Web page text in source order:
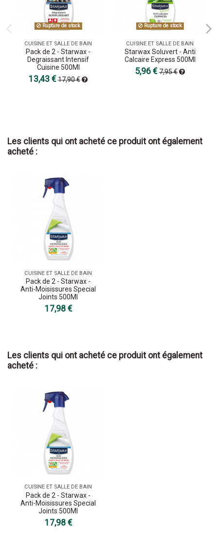
Rupture de stock
CUISINE ET SALLE DE BAIN
Pack de 2 - Starwax -
Degraissant Intensif
Cuisine 500Ml
13,43 €17,90 €
Rupture de stock
CUISINE ET SALLE DE BAIN
Starwax Soluvert - Anti
Calcaire Express 500Ml
5,96 €7,95 €
Les clients qui ont acheté ce produit ont également
acheté :
CUISINE ET SALLE DE BAIN
Pack de 2 - Starwax -
Anti-Moisissures Special
Joints 500Ml
17,98 €
Les clients qui ont acheté ce produit ont également
acheté :
CUISINE ET SALLE DE BAIN
Pack de 2 - Starwax -
Anti-Moisissures Special
Joints 500Ml
17,98 €